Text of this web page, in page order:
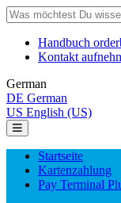
Handbuch
Kontakt
German
DE German
US English (US)
Startseite
Kartenzahlung
Pay Terminal